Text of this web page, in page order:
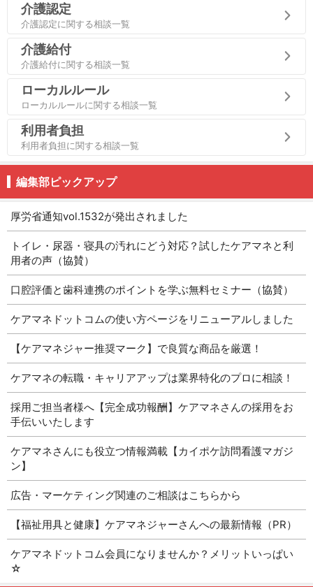
介護認定
介護認定に関する相談一覧
介護給付
介護給付に関する相談一覧
ローカルルール
ローカルルールに関する相談一覧
利用者負担
利用者負担に関する相談一覧
編集部ピックアップ
厚労省通知vol.1532が発出されました
トイレ・尿器・寝具の汚れにどう対応？試したケアマネと利
用者の声（協賛）
口腔評価と歯科連携のポイントを学ぶ無料セミナー（協賛）
ケアマネドットコムの使い方ページをリニューアルしました
【ケアマネジャー推奨マーク】で良質な商品を厳選！
ケアマネの転職・キャリアアップは業界特化のプロに相談！
採用ご担当者様へ【完全成功報酬】ケアマネさんの採用をお
手伝いいたします
ケアマネさんにも役立つ情報満載【カイポケ訪問看護マガジ
ン】
広告・マーケティング関連のご相談はこちらから
【福祉用具と健康】ケアマネジャーさんへの最新情報（PR）
ケアマネドットコム会員になりませんか？メリットいっぱい
☆